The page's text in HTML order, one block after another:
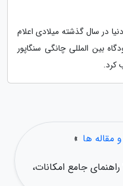
در سال گذشته میلادی اعلام
بین المللی چانگی سنگاپور
کرد.
مقاله ها »
جامع امکانات،